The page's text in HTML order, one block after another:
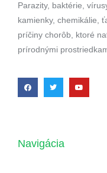
Parazity, baktérie,
kamienky, chemikálie,
príčiny chorôb, ktoré
prírodnými
Navigácia